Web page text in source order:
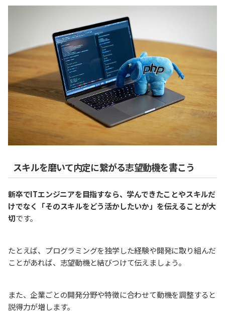
スキルを磨いて内定に繋がる志望動機を書こう
新卒でITエンジニアを目指すなら、学んできたことやスキルだ
けでなく「そのスキルをどう活かしたいか」を伝えることが大
切です。
たとえば、プログラミングを独学した経験や開発に取り組んだ
ことがあれば、志望動機と結びつけて伝えましょう。
また、企業ごとの開発分野や特徴に合わせて動機を調整すると
説得力が増します。